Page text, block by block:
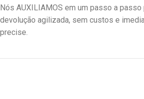
Nós AUXILIAMOS em um passo a
devolução agilizada, sem custos e
precise.